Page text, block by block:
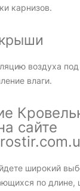
карнизов.
воздуха
влаги.
сайте
широкий
по длине,